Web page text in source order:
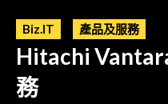
Biz.IT 產品及服務
Hitachi
務